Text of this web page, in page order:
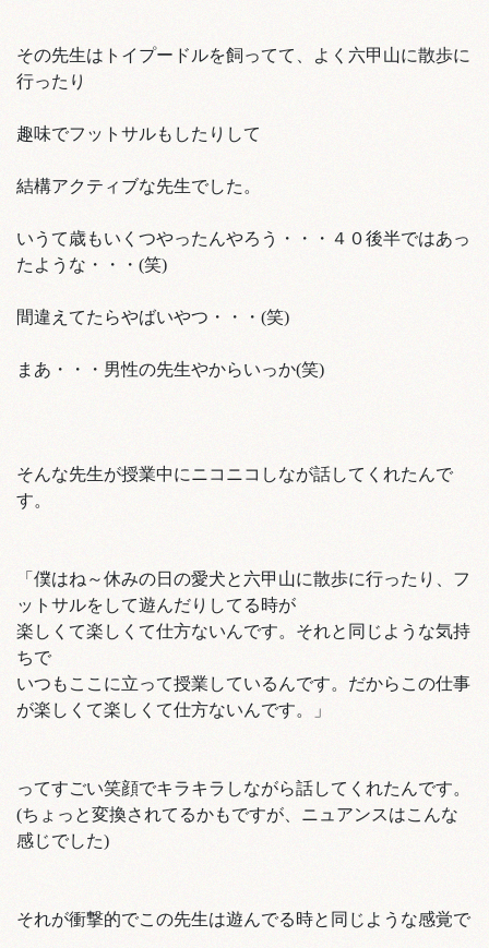
その先生はトイプードルを飼ってて、よく六甲山に散歩に
行ったり
趣味でフットサルもしたりして
結構アクティブな先生でした。
いうて歳もいくつやったんやろう・・・４０後半ではあっ
たような・・・(笑)
間違えてたらやばいやつ・・・(笑)
まあ・・・男性の先生やからいっか(笑)
そんな先生が授業中にニコニコしなが話してくれたんで
す。
「僕はね～休みの日の愛犬と六甲山に散歩に行ったり、フ
ットサルをして遊んだりしてる時が
楽しくて楽しくて仕方ないんです。それと同じような気持
ちで
いつもここに立って授業しているんです。だからこの仕事
が楽しくて楽しくて仕方ないんです。」
ってすごい笑顔でキラキラしながら話してくれたんです。
(ちょっと変換されてるかもですが、ニュアンスはこんな
感じでした)
それが衝撃的でこの先生は遊んでる時と同じような感覚で